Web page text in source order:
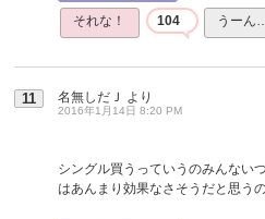
それな！ 104 うーん…
11 名無しだＪ より
2016年1月14日 8:20 PM
シングル買うっていうのみんない
はあんまり効果なさそうだと思う